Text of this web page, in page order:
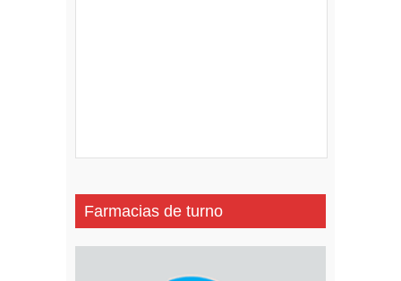
Farmacias de turno